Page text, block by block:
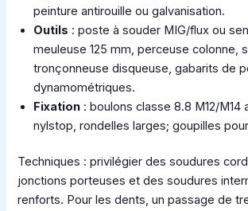
peinture antirouille ou galvanisation.
Outils : poste à souder MIG/flux ou
meuleuse 125 mm, perceuse colonne,
tronçonneuse disqueuse, gabarits de
dynamométriques.
Fixation : boulons classe 8.8 M12/M14
nylstop, rondelles larges; goupilles
Techniques : privilégier des soudures
jonctions porteuses et des soudures
renforts. Pour les dents, un passage de